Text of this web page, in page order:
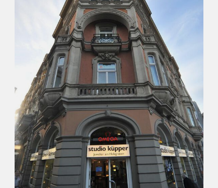
ABBRECHEN
ANMELDEN